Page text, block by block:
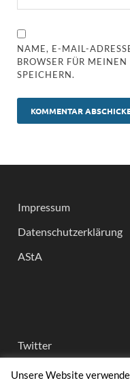
NAME, E-MAIL-
BROWSER FÜR
SPEICHERN.
Impressum
Datenschutzerklärung
AStA
Twitter
Instagram
Unsere Website